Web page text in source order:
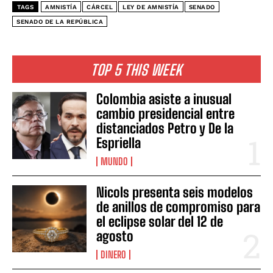
TOP 5 THIS WEEK
Colombia asiste a inusual
cambio presidencial entre
distanciados Petro y De la
Espriella
MUNDO
Nicols presenta seis modelos
de anillos de compromiso para
el eclipse solar del 12 de
agosto
DINERO
TAGS AMNISTÍA CÁRCEL LEY DE AMNISTÍA SENADO
SENADO DE LA REPÚBLICA